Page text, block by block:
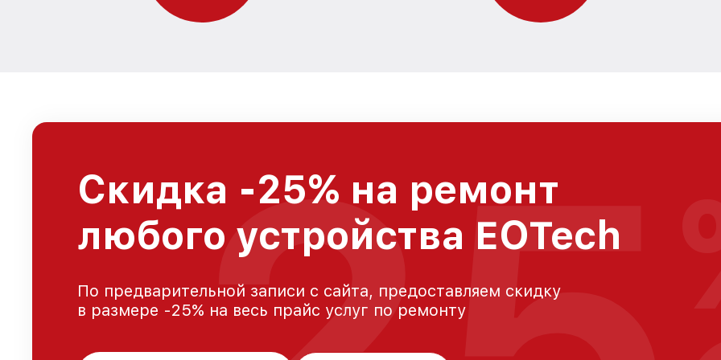
Скидка -25% на ремонт
любого устройства EOTech
По предварительной записи с сайта, предоставляем скидку
в размере -25% на весь прайс услуг по ремонту